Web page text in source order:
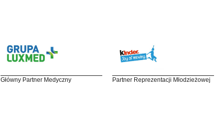
Główny Partner Medyczny Partner Reprezentacji Młodzieżowej